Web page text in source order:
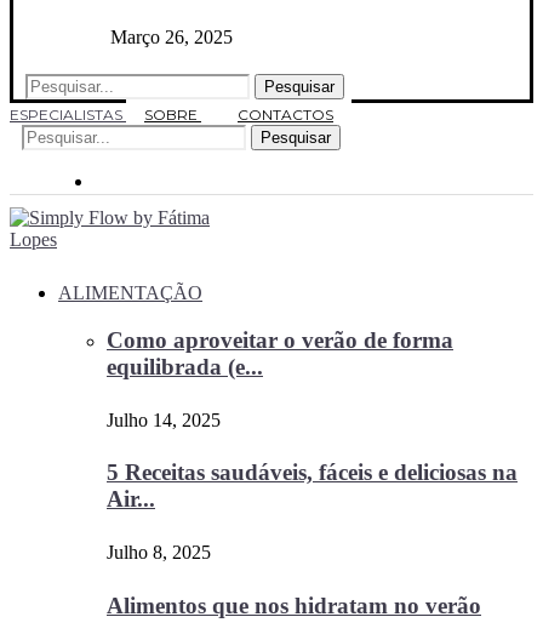
Março 26, 2025
Pesquisar
ESPECIALISTAS
SOBRE
CONTACTOS
Pesquisar
ALIMENTAÇÃO
Como aproveitar o verão de forma
equilibrada (e...
Julho 14, 2025
5 Receitas saudáveis, fáceis e deliciosas na
Air...
Julho 8, 2025
Alimentos que nos hidratam no verão